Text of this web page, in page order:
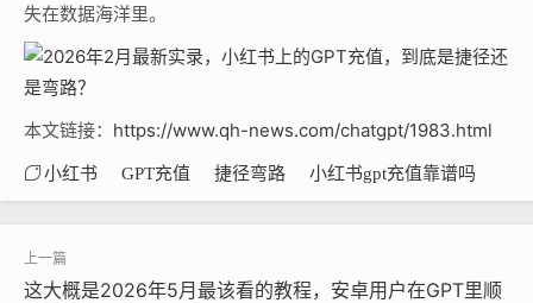
失在数据海洋里。
本文链接： https://www.qh-news.com/chatgpt/1983.html
小红书 GPT充值 捷径弯路 小红书gpt充值靠谱吗
这大概是2026年5月最该看的教程，安卓用户在GPT里顺